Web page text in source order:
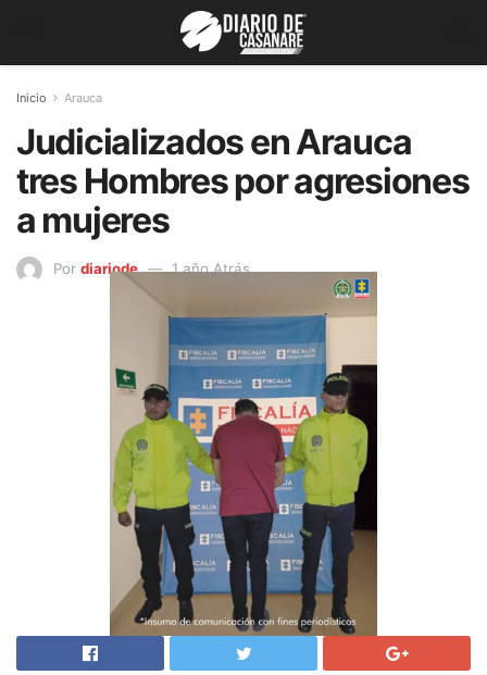
Inicio Arauca
Judicializados en Arauca
tres Hombres por agresiones
a mujeres
Por diariode 1 año Atrás